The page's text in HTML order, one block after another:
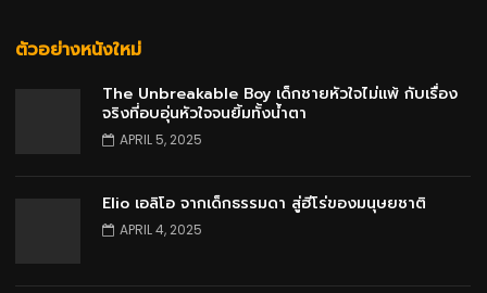
ตัวอย่างหนังใหม่
The Unbreakable Boy เด็กชายหัวใจไม่แพ้ กับเรื่อง
จริงที่อบอุ่นหัวใจจนยิ้มทั้งน้ำตา
APRIL 5, 2025
Elio เอลิโอ จากเด็กธรรมดา สู่ฮีโร่ของมนุษยชาติ
APRIL 4, 2025